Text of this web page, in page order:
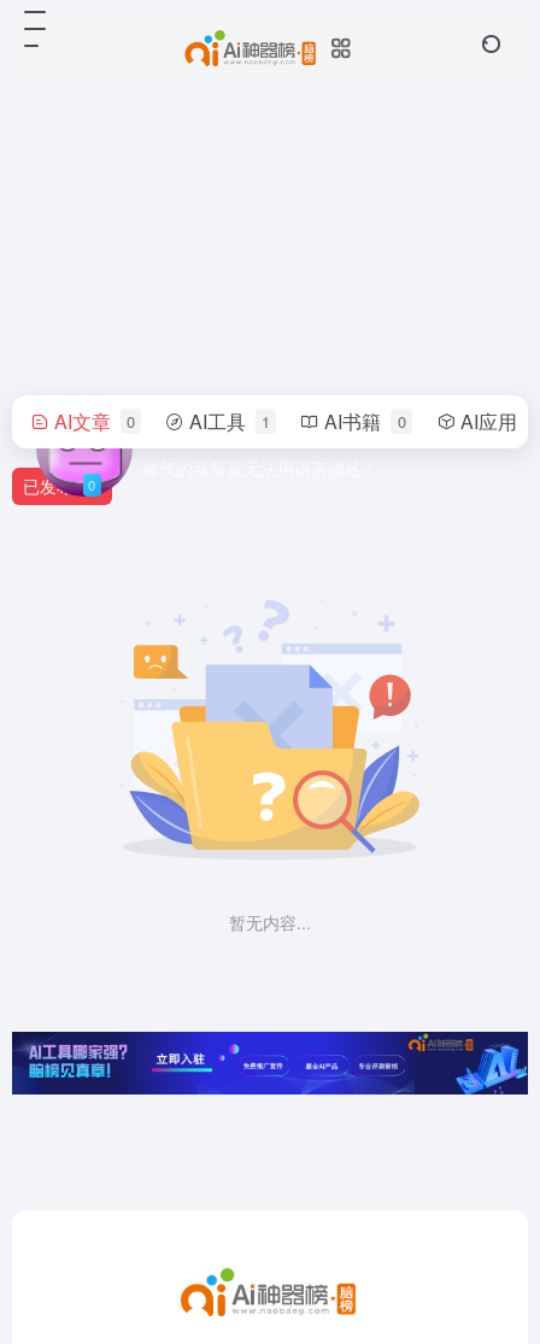
用户3734724
AI文章 0 AI工具 1 AI书籍 0 AI应用
已发布 0
暂无内容...